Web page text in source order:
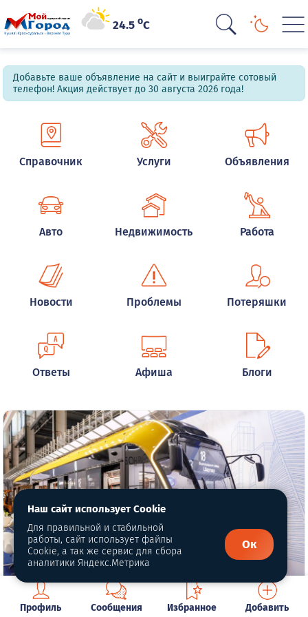
24.5oC
Добавьте ваше объявление на сайт и выиграйте сотовый
телефон! Акция действует до 30 августа 2026 года!
Справочник Услуги Объявления
Авто Недвижимость Работа
Новости Проблемы Потеряшки
Ответы Афиша Блоги
Автор фото: све.рф
Профиль Сообщения Избранное Добавить
Наш сайт использует Cookie
Для правильной и стабильной
работы, сайт использует файлы
Cookie, а так же сервис для сбора
аналитики Яндекс.Метрика
Ок